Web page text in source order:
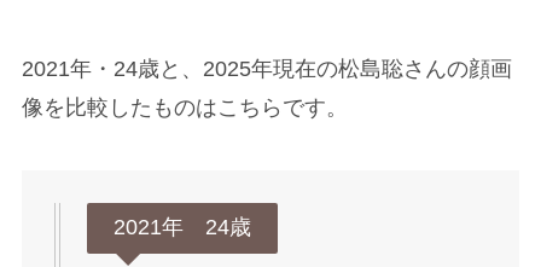
2021年・24歳と、2025年現在の松島聡さんの顔画
像を比較したものはこちらです。
2021年 24歳